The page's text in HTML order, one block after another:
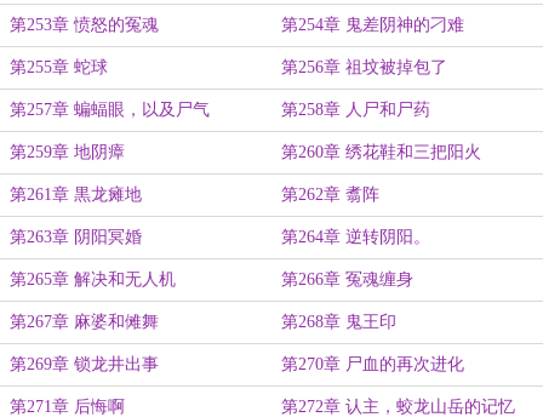
第253章 愤怒的冤魂 第254章 鬼差阴神的刁难
第255章 蛇球 第256章 祖坟被掉包了
第257章 蝙蝠眼，以及尸气 第258章 人尸和尸药
第259章 地阴瘴 第260章 绣花鞋和三把阳火
第261章 黒龙瘫地 第262章 翥阵
第263章 阴阳冥婚 第264章 逆转阴阳。
第265章 解决和无人机 第266章 冤魂缠身
第267章 麻婆和傩舞 第268章 鬼王印
第269章 锁龙井出事 第270章 尸血的再次进化
第271章 后悔啊 第272章 认主，蛟龙山岳的记忆